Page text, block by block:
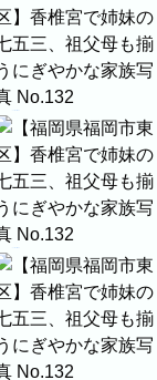
だけま
います
びくだ
成人式